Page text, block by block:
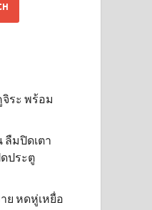
ระ พร้อม
ลืมปิดเตา
ประตู
ย หดหู่เหยื่อ